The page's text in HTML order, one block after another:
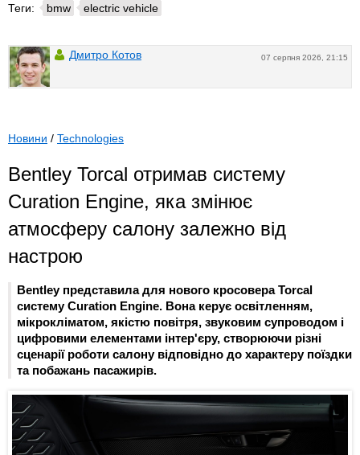
Теги: bmw electric vehicle
07 серпня 2026, 21:15
Дмитро Котов
Новини / Technologies
Bentley Torcal отримав систему
Curation Engine, яка змінює
атмосферу салону залежно від
настрою
Bentley представила для нового кросовера Torcal
систему Curation Engine. Вона керує освітленням,
мікрокліматом, якістю повітря, звуковим супроводом і
цифровими елементами інтер'єру, створюючи різні
сценарії роботи салону відповідно до характеру поїздки
та побажань пасажирів.